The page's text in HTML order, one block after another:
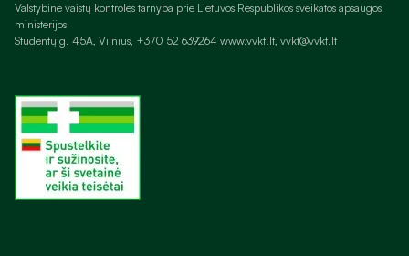
Valstybinė vaistų kontrolės tarnyba prie Lietuvos Respublikos sveikatos apsaugos
ministerijos
Studentų g. 45A, Vilnius, +370 52 639264 www.vvkt.lt, vvkt@vvkt.lt